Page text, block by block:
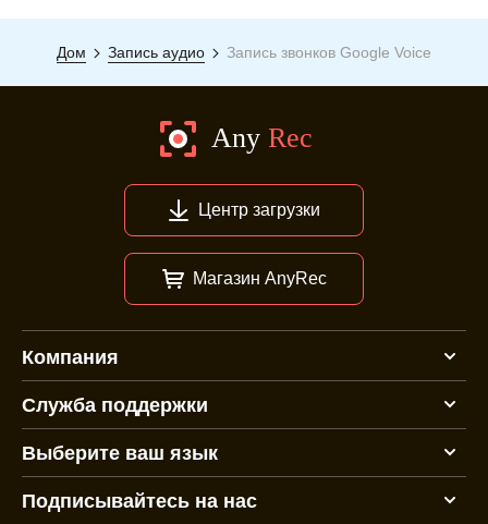
Дом Запись аудио Запись звонков Google Voice
Центр загрузки
Магазин AnyRec
Компания
Служба поддержки
Выберите ваш язык
Подписывайтесь на нас